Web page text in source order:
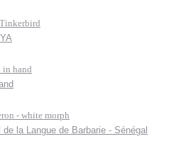
in hand
- white morph
de la Langue de Barbarie - Sénégal